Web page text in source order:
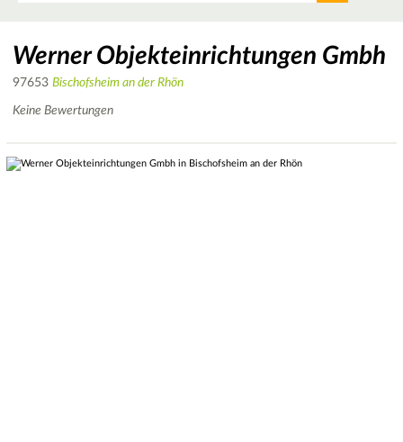
Werner Objekteinrichtungen Gmbh
97653 Bischofsheim an der Rhön
Keine Bewertungen